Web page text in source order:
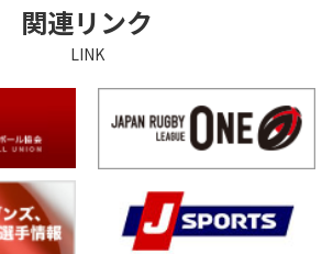
関連リンク
LINK